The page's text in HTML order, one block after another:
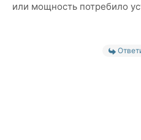
или мощность потребило